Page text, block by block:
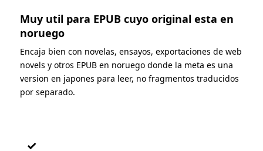
Muy util para EPUB cuyo original esta en
noruego
Encaja bien con novelas, ensayos, exportaciones de web
novels y otros EPUB en noruego donde la meta es una
version en japones para leer, no fragmentos traducidos
por separado.
✓